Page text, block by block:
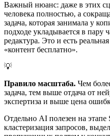
Важный нюанс: даже в этих
человека полностью, а
задача, которая занимала у
подходе укладывается в пару
редактура. Это и есть
«контент бесплатно».
💡
Правило масштаба. Чем
задача, тем выше отдача от
экспертиза и выше цена
Отдельно AI полезен на этапе
кластеризация запросов,